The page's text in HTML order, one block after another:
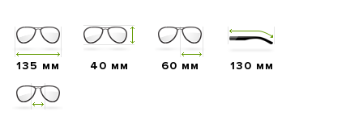
135 мм 40 мм 60 мм 130 мм